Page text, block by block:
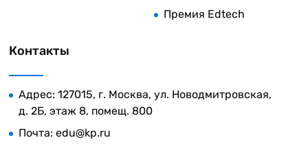
Премия Edtech
Контакты
Адрес: 127015, г. Москва, ул. Новодмитровская,
д. 2Б, этаж 8, помещ. 800
Почта: edu@kp.ru